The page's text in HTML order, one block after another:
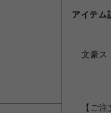
アイテム
文豪ス
【ご